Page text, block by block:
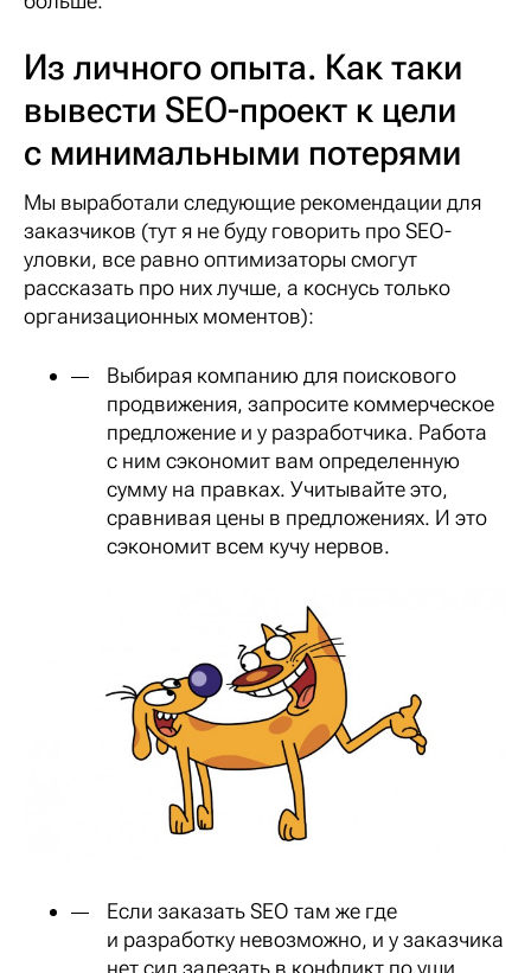
Из личного опыта. Как таки
вывести SEO-проект к цели
с минимальными потерями
Мы выработали следующие рекомендации для
заказчиков (тут я не буду говорить про SEO-
уловки, все равно оптимизаторы смогут
рассказать про них лучше, а коснусь только
организационных моментов):
Выбирая компанию для поискового
продвижения, запросите коммерческое
предложение и у разработчика. Работа
с ним сэкономит вам определенную
сумму на правках. Учитывайте это,
сравнивая цены в предложениях. И это
сэкономит всем кучу нервов.
Если заказать SEO там же где
и разработку невозможно, и у заказчика
нет сил залезать в конфликт по уши